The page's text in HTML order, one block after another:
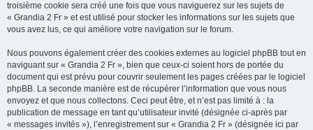
troisième cookie sera créé une fois que vous naviguerez sur les sujets de
« Grandia 2 Fr » et est utilisé pour stocker les informations sur les sujets que
vous avez lus, ce qui améliore votre navigation sur le forum.
Nous pouvons également créer des cookies externes au logiciel phpBB tout en
naviguant sur « Grandia 2 Fr », bien que ceux-ci soient hors de portée du
document qui est prévu pour couvrir seulement les pages créées par le logiciel
phpBB. La seconde manière est de récupérer l’information que vous nous
envoyez et que nous collectons. Ceci peut être, et n’est pas limité à : la
publication de message en tant qu’utilisateur invité (désignée ci-après par
« messages invités »), l’enregistrement sur « Grandia 2 Fr » (désignée ici par